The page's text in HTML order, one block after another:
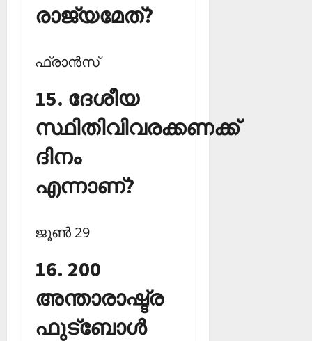
രാജ്യമേത്?
ഫ്രാന്‍സ്‌
15. ദേശീയ
സ്ഥിതിവിവരക്കണക്ക്
ദിനം
എന്നാണ്?
ജൂണ്‍ 29
16. 200
അന്താരാഷ്ട്ര
ഫുട്‌ബോള്‍